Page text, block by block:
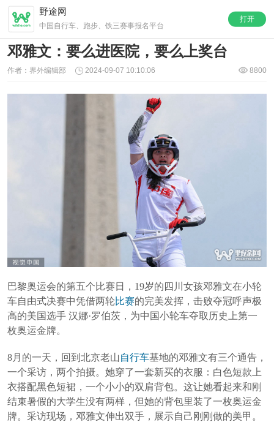
打开
野途网
中国自行车、跑步、铁三赛事报名平台
邓雅文：要么进医院，要么上奖台
作者：界外编辑部 2024-09-07 10:10:06 8800
巴黎奥运会的第五个比赛日，19岁的四川女孩邓雅文在小轮
车自由式决赛中凭借两轮比赛的完美发挥，击败夺冠呼声极
高的美国选手 汉娜·罗伯茨，为中国小轮车夺取历史上第一
枚奥运金牌。
8月的一天，回到北京老山自行车基地的邓雅文有三个通告，
一个采访，两个拍摄。她穿了一套新买的衣服：白色短款上
衣搭配黑色短裙，一个小小的双肩背包。这让她看起来和刚
结束暑假的大学生没有两样，但她的背包里装了一枚奥运金
牌。采访现场，邓雅文伸出双手，展示自己刚刚做的美甲。